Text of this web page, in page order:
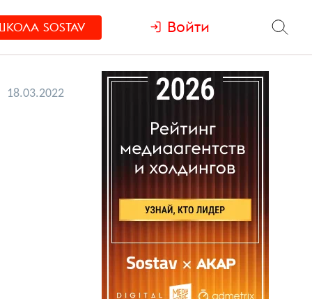
SOSTAV Войти
18.03.2022